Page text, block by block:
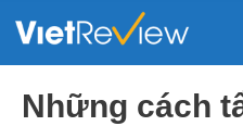
Những cách